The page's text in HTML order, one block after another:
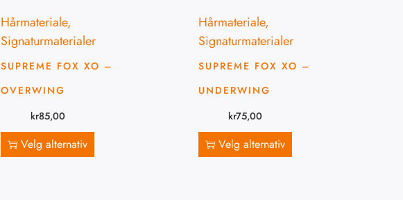
Hårmateriale,
Signaturmaterialer
SUPREME FOX XO –
OVERWING
kr85,00
Velg alternativ
Hårmateriale,
Signaturmaterialer
SUPREME FOX XO –
UNDERWING
kr75,00
Velg alternativ